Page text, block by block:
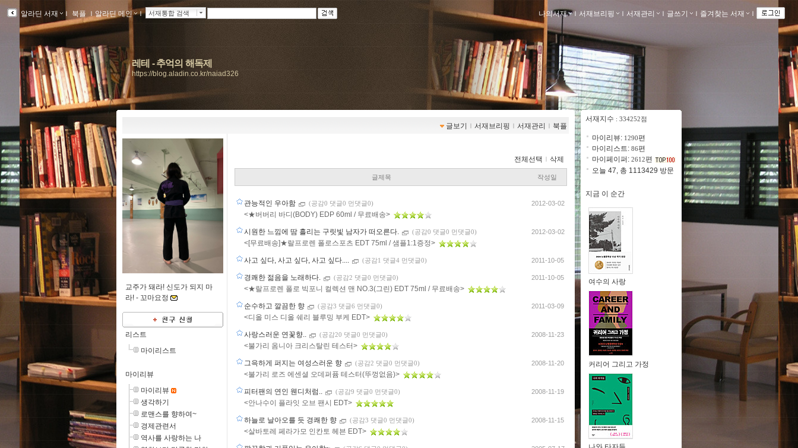
알라딘 서재 ｌ 북플 ｌ알라딘 메인 ｌ 서재통합 검색 나의서재 ｌ 서재브리핑 ｌ 서재관리 ｌ 글쓰기 ｌ 즐겨찾는 서재 ｌ
레테 - 추억의 해독제
https://blog.aladin.co.kr/naiad326
글보기 ｌ 서재브리핑 ｌ 서재관리 ｌ 북플
교주가 돼라! 신도가 되지 마
라! - 꼬마요정
리스트
마이리스트
마이리뷰
마이리뷰
생각하기
로맨스를 향하여~
경제관련서
역사를 사랑하는 나
전체선택 ｌ 삭제
글제목 작성일
관능적인 우아함 (공감0 댓글0 먼댓글0)
<★버버리 바디(BODY) EDP 60ml / 무료배송>
2012-03-02
시원한 느낌에 땀 흘리는 구릿빛 남자가 떠오른다. (공감0 댓글0 먼댓글0)
<[무료배송]★랄프로렌 폴로스포츠 EDT 75ml / 샘플1:1증정>
2012-03-02
사고 싶다, 사고 싶다, 사고 싶다.... (공감1 댓글4 먼댓글0) 2011-10-05
경쾌한 젊음을 노래하다. (공감2 댓글0 먼댓글0)
<★랄프로렌 폴로 빅포니 컬렉션 맨 NO.3(그린) EDT 75ml / 무료배송>
2011-10-05
순수하고 깔끔한 향 (공감3 댓글6 먼댓글0)
<디올 미스 디올 쉐리 블루밍 부케 EDT>
2011-03-09
사랑스러운 연꽃향.. (공감20 댓글0 먼댓글0)
<불가리 옴니아 크리스탈린 테스터>
2008-11-23
그윽하게 퍼지는 여성스러운 향 (공감2 댓글0 먼댓글0)
<불가리 로즈 에센셜 오데퍼퓸 테스터(뚜껑없음)>
2008-11-20
피터팬의 연인 웬디처럼.. (공감9 댓글0 먼댓글0)
<안나수이 플라잇 오브 팬시 EDT>
2008-11-19
하늘로 날아오를 듯 경쾌한 향 (공감3 댓글0 먼댓글0)
<살바토레 페라가모 인칸토 헤븐 EDT>
2008-11-15
서재지수 : 334252점
마이리뷰: 1290편
마이리스트: 86편
마이페이퍼: 2612편
오늘 47, 총 1113429 방문
지금 이 순간
여수의 사랑
커리어 그리고 가정